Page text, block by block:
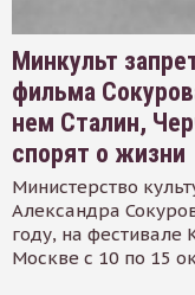
Минкульт
фильма
нем Сталин,
спорят о жизни
Министерство
Александра
году, на фестивале
Москве с 10 по 15